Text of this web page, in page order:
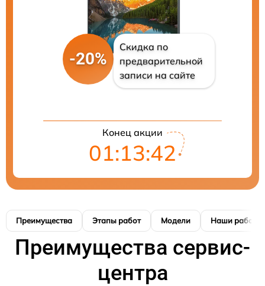
-20%
Скидка по
предварительной
записи на сайте
Конец акции
01:13:41
Преимущества Этапы работ Модели Наши работы
Преимущества сервис-
центра